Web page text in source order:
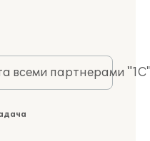
всеми партнерами